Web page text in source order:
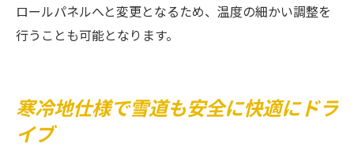
ロールパネルへと変更となるため、温度の細かい調整を
行うことも可能となります。
寒冷地仕様で雪道も安全に快適にドラ
イブ